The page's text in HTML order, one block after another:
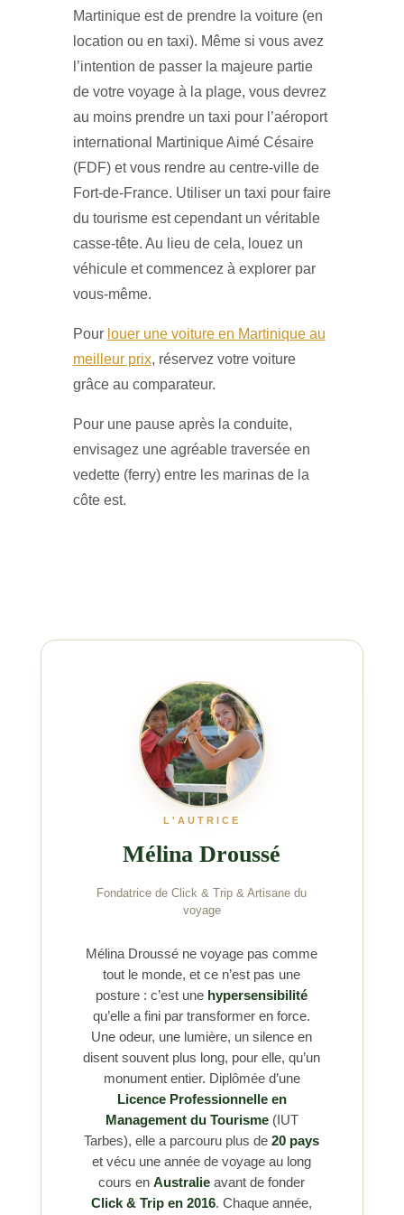
Martinique est de prendre la voiture (en
location ou en taxi). Même si vous avez
l’intention de passer la majeure partie
de votre voyage à la plage, vous devrez
au moins prendre un taxi pour l’aéroport
international Martinique Aimé Césaire
(FDF) et vous rendre au centre-ville de
Fort-de-France. Utiliser un taxi pour faire
du tourisme est cependant un véritable
casse-tête. Au lieu de cela, louez un
véhicule et commencez à explorer par
vous-même.
Pour louer une voiture en Martinique au
meilleur prix, réservez votre voiture
grâce au comparateur.
Pour une pause après la conduite,
envisagez une agréable traversée en
vedette (ferry) entre les marinas de la
côte est.
L'AUTRICE
Mélina Droussé
Fondatrice de Click & Trip & Artisane du
voyage
Mélina Droussé ne voyage pas comme
tout le monde, et ce n’est pas une
posture : c’est une hypersensibilité
qu’elle a fini par transformer en force.
Une odeur, une lumière, un silence en
disent souvent plus long, pour elle, qu’un
monument entier. Diplômée d’une
Licence Professionnelle en
Management du Tourisme(IUT
Tarbes), elle a parcouru plus de20 pays
et vécu une année de voyage au long
cours enAustralie avant de fonder
Click & Trip en 2016. Chaque année,